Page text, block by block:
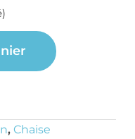
, Chaise